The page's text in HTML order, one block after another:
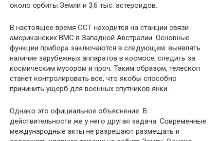
около орбиты Земли и 3,6 тыс. астероидов.
В настоящее время ССТ находится на станции связи
американских ВМС в Западной Австралии. Основные
функции прибора заключаются в следующем: выявлять
наличие зарубежных аппаратов в космосе; следить за
космическим мусором и проч. Таким образом, телескоп
станет контролировать все, что якобы способно
причинить ущерб для военных спутников янки.
Однако это официальное объяснение. В
действительности же у него другая задача. Современные
международные акты не разрешают размещать и